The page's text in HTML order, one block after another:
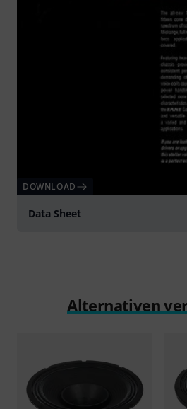
DOWNLOAD
Data Sheet
Alternativen